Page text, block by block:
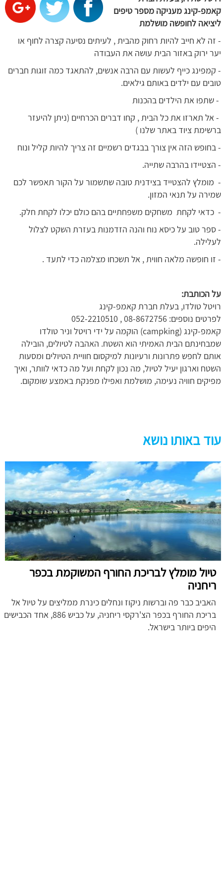
קאמפ-קינג מעניקה מספר טיפים
ליציאה לחופשה מושלמת
- זה לא חייב להיות רחוק מהבית , לעיתים נסיעה קצרה לחוף או
יער ירוק באזור הבית עושה את העבודה
- קמפינג כייף לעשות עם הרבה אנשים, להתאגד כמה זוגות חברים
טובים עם ילדים באותם גילאים.
- שתפו את הילדים בהכנות
- אל תארזו את כל הבית , קחו דברים הכרחיים (ניתן להיעזר
ברשימת ציוד באתר שלנו )
- בחופש הזה אין צורך בבגדים רשמיים זה צריך להיות קליל ונוח
- הצטיידו בהרבה שתייה.
- מומלץ להצטייד בצידנית טובה שתשמור על הקור תאפשר לכם
שמירה על תנאי המזון.
- כדאי לקחת משחקים משפחתיים בהם כולם יכלו לקחת חלק.
- ספר טוב על כיסא נוח והנה הזדמנות בעזרת השקט לצלול
לעלילה.
- זו חופשה מלאה חווית , אל תשכחו מצלמה כדי לתעד .
על הכותבת:
רויטל טולדו, בעלת חברת קאמפ-קינג
לפרטים נוספים: 08-8672756 , 052-2210510
קאמפ-קינג (campking) הוקמה על ידי רויטל וניר טולדו
שמבחינתם הבית האמיתי הוא השטח. האהבה לטיולים, הובילה
אותם לחפש פתרונות ורעיונות למיקסום חוויית הטיולים ומסעות
השטח וארגון יעיל לטיול, מה נכון לקחת ועל מה כדאי לוותר, ואיך
מפיקים חוויה נעימה, מושלמת ואפילו מפנקת באמצע שומקום.
עוד באותו נושא
טיול מומלץ לבריכת החורף המשוקמת בכפר
ריחניה
האביב כבר פה וברשות ניקוז ונחלים כינרת ממליצים על טיול אל
בריכת החורף בכפר הצ'רקסי ריחניה, על כביש 886, אחד הכבישים
היפים ביותר בישראל.